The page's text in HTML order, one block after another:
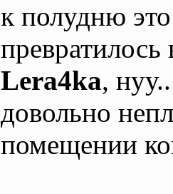
к полудню
превратилось
Lera4ka,
довольно
помещении